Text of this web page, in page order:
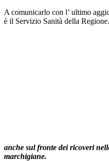
A comunicarlo con l’ ultimo
è il Servizio Sanità della Regione.
anche sul fronte dei ricoveri
marchigiane.